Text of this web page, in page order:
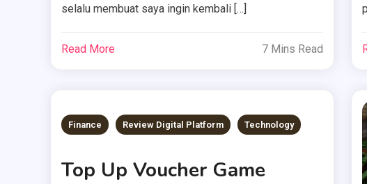
selalu membuat saya ingin kembali […]
Read More 7 Mins Read
Finance Review Digital Platform Technology
Top Up Voucher Game